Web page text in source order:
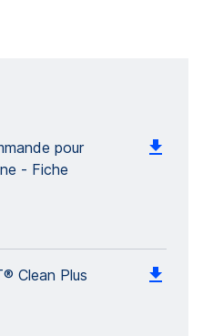
pour
- Fiche
Clean Plus